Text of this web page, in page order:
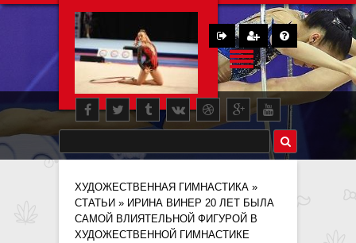
ХУДОЖЕСТВЕННАЯ ГИМНАСТИКА »
СТАТЬИ » ИРИНА ВИНЕР 20 ЛЕТ БЫЛА
САМОЙ ВЛИЯТЕЛЬНОЙ ФИГУРОЙ В
ХУДОЖЕСТВЕННОЙ ГИМНАСТИКЕ